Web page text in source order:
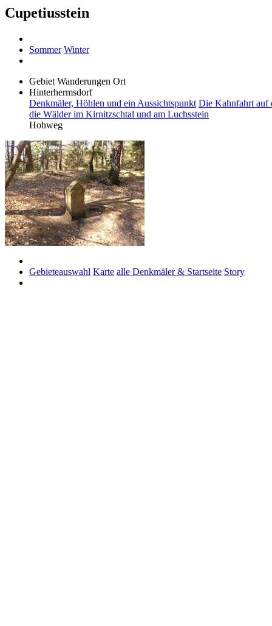
Cupetiusstein
Sommer Winter
Gebiet Wanderungen Ort
Hinterhermsdorf
Denkmäler, Höhlen und ein Aussichtspunkt Die Kahnfahrt auf
die Wälder im Kirnitzschtal und am Luchsstein
Hohweg
Gebieteauswahl Karte alle Denkmäler & Startseite Story